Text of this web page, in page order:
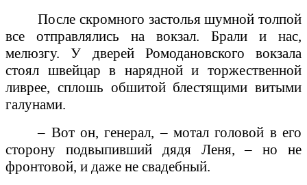
После скромного застолья шумной толпой
все отправлялись на вокзал. Брали и нас,
мелюзгу. У дверей Ромодановского вокзала
стоял швейцар в нарядной и торжественной
ливрее, сплошь обшитой блестящими витыми
галунами.
– Вот он, генерал, – мотал головой в его
сторону подвыпивший дядя Леня, – но не
фронтовой, и даже не свадебный.